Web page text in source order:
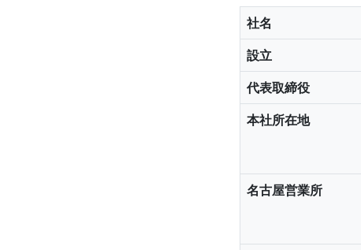
社名
設立
代表取締役
本社所在地
名古屋営業所